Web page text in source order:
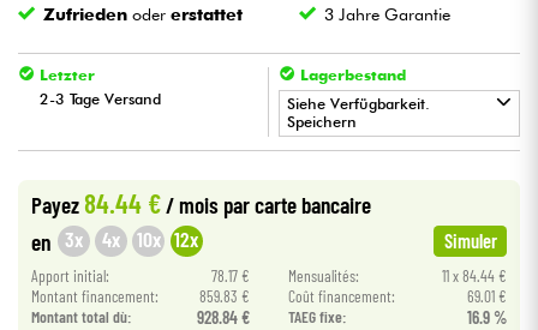
Violinen & Quartett
Kabel & Zubehöre
HiFi
Zufrieden odererstattet 3 Jahre Garantie
Letzter
2-3 Tage Versand
Lagerbestand
Siehe Verfügbarkeit.
Speichern
Payez 84.44 €/ mois par carte bancaire
en 3x 4x 10x 12x Simuler
Apport initial: 78.17 € Mensualités:
11 x 84.44 €
Montant financement:
859.83 € Coût financement:
69.01 €
Montant total dù:
928.84 € TAEG fixe: 16.9 %